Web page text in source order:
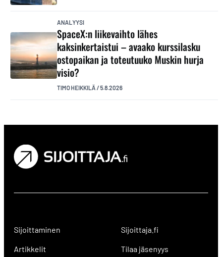
ANALYYSI
SpaceX:n liikevaihto lähes
kaksinkertaistui – avaako kurssilasku
ostopaikan ja toteutuuko Muskin hurja
visio?
TIMO HEIKKILÄ /5.8.2026
Sijoittaminen
Artikkelit
Sijoittaja.fi
Tilaa jäsenyys